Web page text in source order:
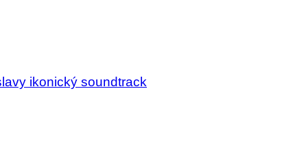
ikonický soundtrack